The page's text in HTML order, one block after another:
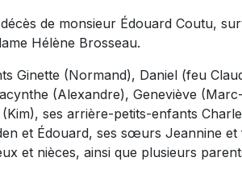
de monsieur Édouard Coutu,
Hélène Brosseau.
Ginette (Normand), Daniel (feu
(Alexandre), Geneviève
ses arrière-petits-enfants
et Édouard, ses sœurs Jeannine et
et nièces, ainsi que plusieurs